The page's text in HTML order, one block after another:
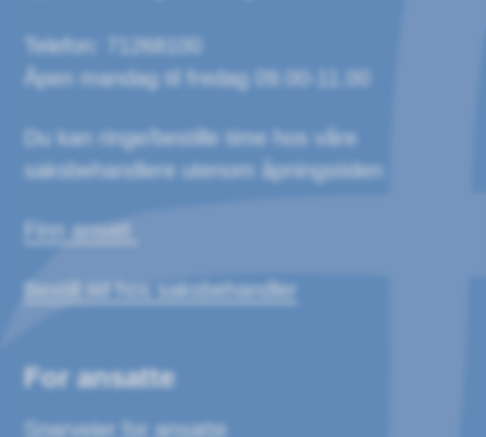
Telefon: 71268100
Åpen mandag til fredag 09.00-11.00
Du kan ringe/bestille time hos våre
saksbehandlere utenom åpningstiden
Finn ansatt
Bestill tid hos saksbehandler
For ansatte
Snarveier for ansatte